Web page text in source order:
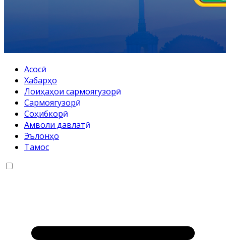
Асосӣ
Хабарҳо
Лоиҳаҳои сармоягузорӣ
Cармоягузорӣ
Соҳибкорӣ
Амволи давлатӣ
Эълонҳо
Тамос